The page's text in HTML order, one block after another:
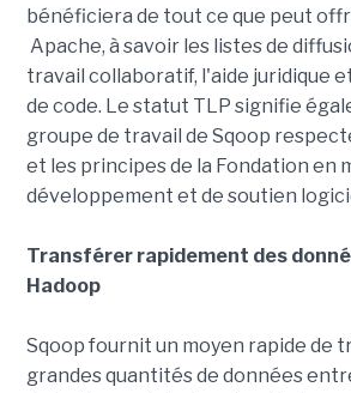
bénéficiera de tout ce que peut
Apache, à savoir les listes de
travail collaboratif, l'aide juridique
de code. Le statut TLP signifie
groupe de travail de Sqoop
et les principes de la Fondation en
développement et de soutien
Transférer rapidement des
Hadoop
Sqoop fournit un moyen rapide de
grandes quantités de données